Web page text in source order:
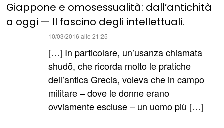
Giappone e omosessualità: dall’antichità
a oggi — Il fascino degli intellettuali.
10/03/2016 alle 21:25
[…] In particolare, un’usanza chiamata
shudō, che ricorda molto le pratiche
dell’antica Grecia, voleva che in campo
militare – dove le donne erano
ovviamente escluse – un uomo più […]